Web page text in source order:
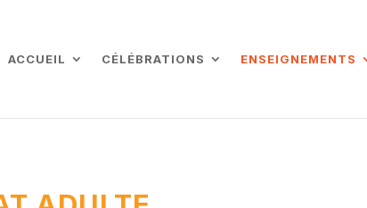
ACCUEIL CÉLÉBRATIONS ENSEIGNEMENTS